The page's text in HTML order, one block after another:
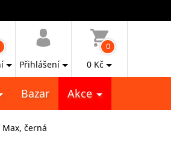
Přihlášení
0
0 Kč
Bazar Akce
Max, černá